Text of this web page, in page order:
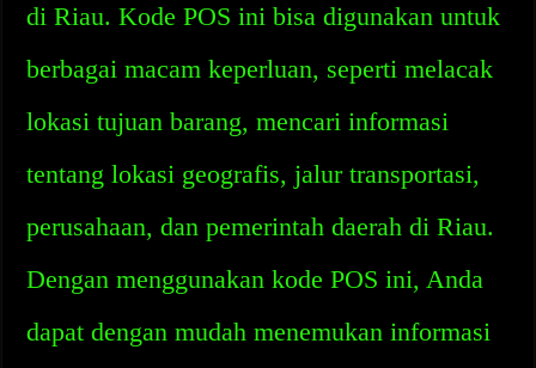
di Riau. Kode POS ini bisa digunakan untuk
berbagai macam keperluan, seperti melacak
lokasi tujuan barang, mencari informasi
tentang lokasi geografis, jalur transportasi,
perusahaan, dan pemerintah daerah di Riau.
Dengan menggunakan kode POS ini, Anda
dapat dengan mudah menemukan informasi